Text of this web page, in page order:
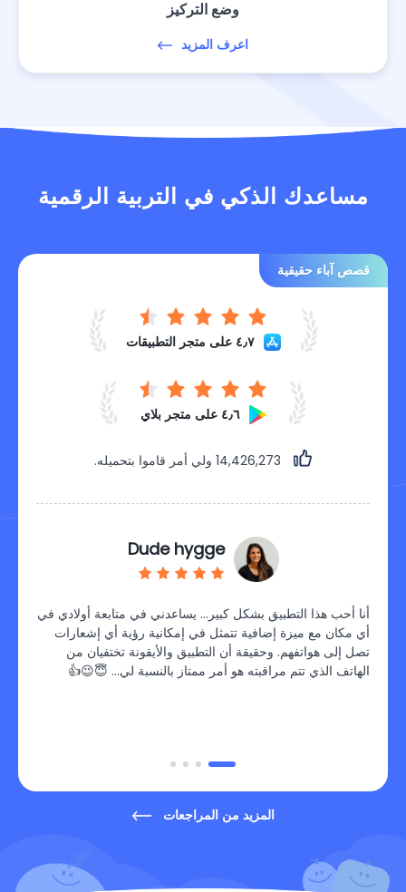
وضع التركيز
اعرف المزيد
مساعدك الذكي في التربية الرقمية
٤٫٧ على متجر التطبيقات
٤٫٦ على متجر بلاي
14,426,279 ولي أمر قاموا بتحميله.
Dude hygge
أنا أحب هذا التطبيق بشكل كبير… يساعدني في متابعة أولادي في
أي مكان مع ميزة إضافية تتمثل في إمكانية رؤية أي إشعارات
تصل إلى هواتفهم. وحقيقة أن التطبيق والأيقونة تختفيان من
الهاتف الذي تتم مراقبته هو أمر ممتاز بالنسبة لي… 😇😉👍
قصص آباء حقيقية
المزيد من المراجعات